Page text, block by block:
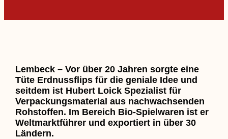
Lembeck – Vor über 20 Jahren sorgte eine
Tüte Erdnussflips für die geniale Idee und
seitdem ist Hubert Loick Spezialist für
Verpackungsmaterial aus nachwachsenden
Rohstoffen. Im Bereich Bio-Spielwaren ist er
Weltmarktführer und exportiert in über 30
Ländern.